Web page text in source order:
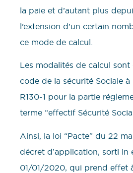
la paie et d’autant plus
l’extension d’un certain
ce mode de calcul.
Les modalités de calcul
code de la sécurité Sociale à
R130-1 pour la partie
terme “effectif Sécurité
Ainsi, la loi “Pacte” du 22
décret d’application, sorti in
01/01/2020, qui prend effet